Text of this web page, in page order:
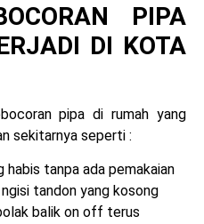
PIPA
DI KOTA
pipa di rumah yang
sekitarnya seperti :
tanpa ada pemakaian
tandon yang kosong
balik on off terus